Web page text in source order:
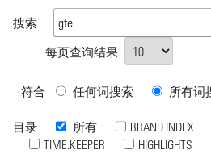
搜索
每页查询结果
符合 任何词搜索 所有词
目录 所有 BRAND INDEX
TIME.KEEPER
HIGHLIGHTS